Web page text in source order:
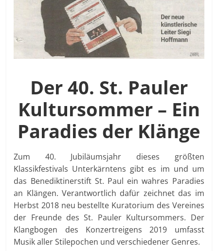
Der 40. St. Pauler
Kultursommer – Ein
Paradies der Klänge
Zum 40. Jubiläumsjahr dieses größten
Klassikfestivals Unterkärntens gibt es im und um
das Benediktinerstift St. Paul ein wahres Paradies
an Klängen. Verantwortlich dafür zeichnet das im
Herbst 2018 neu bestellte Kuratorium des Vereines
der Freunde des St. Pauler Kultursommers. Der
Klangbogen des Konzertreigens 2019 umfasst
Musik aller Stilepochen und verschiedener Genres.